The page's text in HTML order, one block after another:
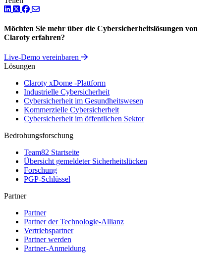
LinkedIn
TwitterFacebook
Möchten Sie mehr über die Cybersicherheitslösungen von
Claroty erfahren?
Live-Demo vereinbaren
Lösungen
Claroty xDome -Plattform
Industrielle Cybersicherheit
Cybersicherheit im Gesundheitswesen
Kommerzielle Cybersicherheit
Cybersicherheit im öffentlichen Sektor
Bedrohungsforschung
Team82 Startseite
Übersicht gemeldeter Sicherheitslücken
Forschung
PGP-Schlüssel
Partner
Partner
Partner der Technologie-Allianz
Vertriebspartner
Partner werden
Partner-Anmeldung